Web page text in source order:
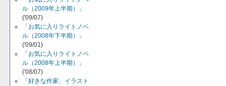
ル（2009年上半期）」
('09/07)
「お気に入りライトノベ
ル（2008年下半期）」
('09/01)
「お気に入りライトノベ
ル（2008年上半期）」
('08/07)
「好きな作家、イラスト